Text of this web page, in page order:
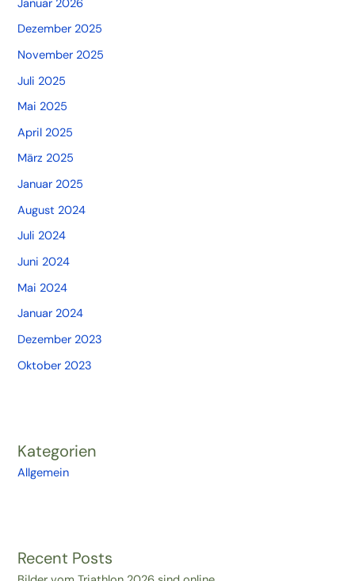
Januar 2026
Dezember 2025
November 2025
Juli 2025
Mai 2025
April 2025
März 2025
Januar 2025
August 2024
Juli 2024
Juni 2024
Mai 2024
Januar 2024
Dezember 2023
Oktober 2023
Kategorien
Allgemein
Recent Posts